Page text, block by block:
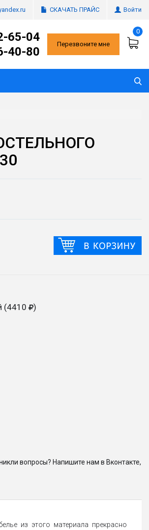
СКАЧАТЬ ПРАЙС Войти
65-04
40-80
Перезвоните мне
0
(4410
)
вопросы? Напишите нам в Вконтакте,
из этого материала прекрасно